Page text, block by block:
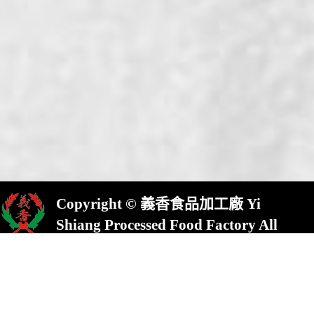
Copyright © 義香食品加工廠 Yi
Shiang Processed Food Factory All